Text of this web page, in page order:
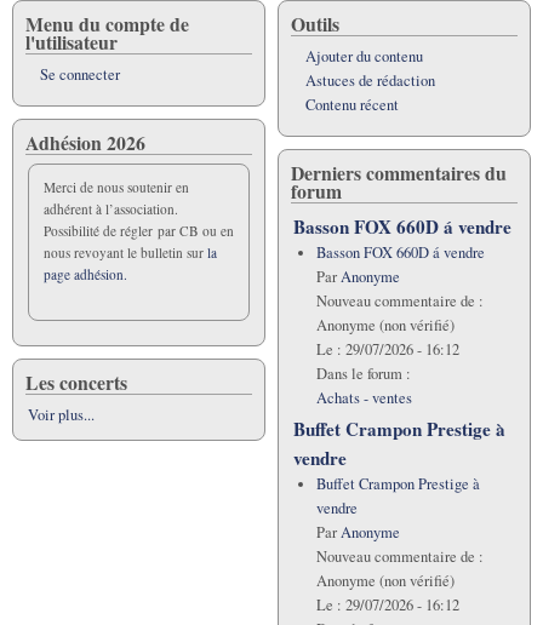
Menu du compte de
l'utilisateur
Se connecter
Adhésion 2026
Merci de nous soutenir en
adhérent à l’association.
Possibilité de régler par CB ou en
nous revoyant le bulletin sur la
page adhésion.
Les concerts
Voir plus...
Outils
Ajouter du contenu
Astuces de rédaction
Contenu récent
Derniers commentaires du
forum
Basson FOX 660D á vendre
Basson FOX 660D á vendre
ParAnonyme
Nouveau commentaire de :
Anonyme (non vérifié)
Le : 29/07/2026 - 16:12
Dans le forum :
Achats - ventes
Buffet Crampon Prestige à
vendre
Buffet Crampon Prestige à
vendre
ParAnonyme
Nouveau commentaire de :
Anonyme (non vérifié)
Le : 29/07/2026 - 16:12